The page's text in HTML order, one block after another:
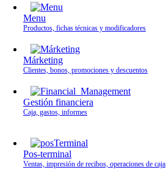
Menu
Productos, fichas técnicas y modificadores
Márketing
Clientes, bonos, promociones y descuentos
Gestión financiera
Caja, gastos, informes
Pos-terminal
Ventas, impresión de recibos, operaciones de caja